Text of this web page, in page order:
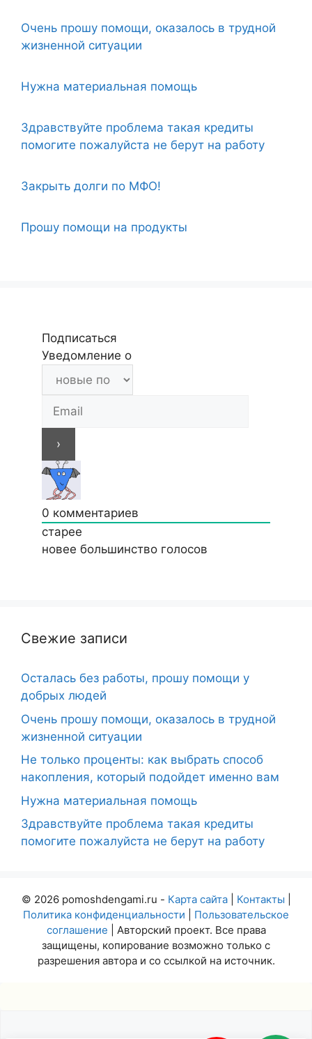
Очень прошу помощи, оказалось в трудной
жизненной ситуации
Нужна материальная помощь
Здравствуйте проблема такая кредиты
помогите пожалуйста не берут на работу
Закрыть долги по МФО!
Прошу помощи на продукты
Подписаться
Уведомление о
0 комментариев
старее
новее большинство голосов
Свежие записи
Осталась без работы, прошу помощи у
добрых людей
Очень прошу помощи, оказалось в трудной
жизненной ситуации
Не только проценты: как выбрать способ
накопления, который подойдет именно вам
Нужна материальная помощь
Здравствуйте проблема такая кредиты
помогите пожалуйста не берут на работу
© 2026 pomoshdengami.ru - Карта сайта| Контакты
Политика конфиденциальности
Пользовательское
соглашение | Авторский проект. Все права
защищены, копирование возможно только с
разрешения автора и со ссылкой на источник.